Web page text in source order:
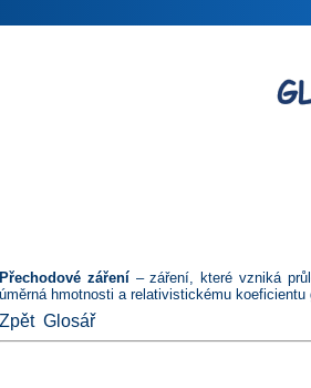
Přechodové záření– záření, které vzniká
úměrná hmotnosti a relativistickému koeficientu
Zpět Glosář